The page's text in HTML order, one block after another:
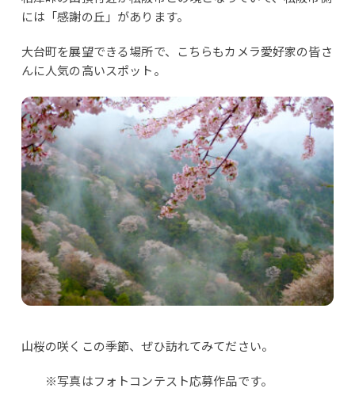
には「感謝の丘」があります。
大台町を展望できる場所で、こちらもカメラ愛好家の皆さ
んに人気の高いスポット。
山桜の咲くこの季節、ぜひ訪れてみてださい。
※写真はフォトコンテスト応募作品です。